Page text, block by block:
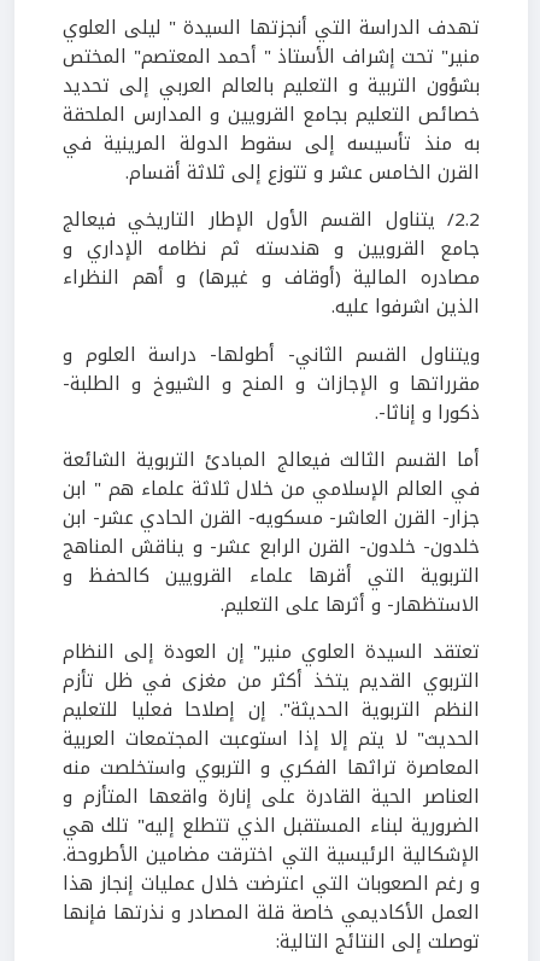
تهدف الدراسة التي أنجزتها السيدة " ليلى العلوي
منير" تحت إشراف الأستاذ " أحمد المعتصم" المختص
بشؤون التربية و التعليم بالعالم العربي إلى تحديد
خصائص التعليم بجامع القرويين و المدارس الملحقة
به منذ تأسيسه إلى سقوط الدولة المرينية في
القرن الخامس عشر و تتوزع إلى ثلاثة أقسام.
2.2/ يتناول القسم الأول الإطار التاريخي فيعالج
جامع القرويين و هندسته ثم نظامه الإداري و
مصادره المالية (أوقاف و غيرها) و أهم النظراء
الذين اشرفوا عليه.
ويتناول القسم الثاني- أطولها- دراسة العلوم و
مقرراتها و الإجازات و المنح و الشيوخ و الطلبة-
ذكورا و إناثا-.
أما القسم الثالث فيعالج المبادئ التربوية الشائعة
في العالم الإسلامي من خلال ثلاثة علماء هم " ابن
جزار- القرن العاشر- مسكويه- القرن الحادي عشر- ابن
خلدون- خلدون- القرن الرابع عشر- و يناقش المناهج
التربوية التي أقرها علماء القرويين كالحفظ و
الاستظهار- و أثرها على التعليم.
تعتقد السيدة العلوي منير" إن العودة إلى النظام
التربوي القديم يتخذ أكثر من مغزى في ظل تأزم
النظم التربوية الحديثة". إن إصلاحا فعليا للتعليم
الحديث" لا يتم إلا إذا استوعبت المجتمعات العربية
المعاصرة تراثها الفكري و التربوي واستخلصت منه
العناصر الحية القادرة على إنارة واقعها المتأزم و
الضرورية لبناء المستقبل الذي تتطلع إليه" تلك هي
الإشكالية الرئيسية التي اخترقت مضامين الأطروحة.
و رغم الصعوبات التي اعترضت خلال عمليات إنجاز هذا
العمل الأكاديمي خاصة قلة المصادر و نذرتها فإنها
توصلت إلى النتائج التالية: